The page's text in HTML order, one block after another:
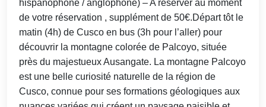
hispanophone / anglophone) – A réserver au moment
de votre réservation , supplément de 50€.Départ tôt le
matin (4h) de Cusco en bus (3h pour l’aller) pour
découvrir la montagne colorée de Palcoyo, située
près du majestueux Ausangate. La montagne Palcoyo
est une belle curiosité naturelle de la région de
Cusco, connue pour ses formations géologiques aux